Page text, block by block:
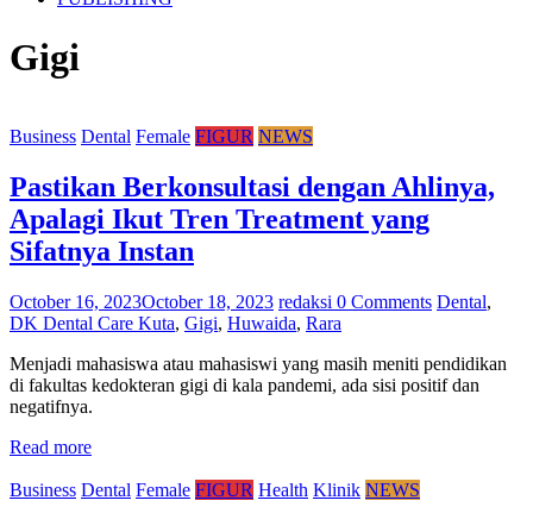
Gigi
Business Dental Female FIGUR NEWS
Pastikan Berkonsultasi dengan Ahlinya,
Apalagi Ikut Tren Treatment yang
Sifatnya Instan
October 16, 2023October 18, 2023 redaksi 0 Comments Dental,
DK Dental Care Kuta, Gigi, Huwaida, Rara
Menjadi mahasiswa atau mahasiswi yang masih meniti pendidikan
di fakultas kedokteran gigi di kala pandemi, ada sisi positif dan
negatifnya.
Read more
Business Dental Female FIGUR Health Klinik NEWS